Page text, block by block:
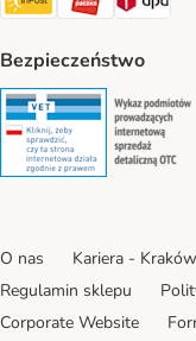
Bezpieczeństwo
Security
O nas Kariera - Kraków
Regulamin sklepu
Corporate Website